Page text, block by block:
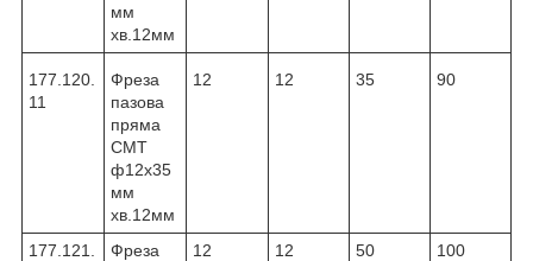
мм
хв.12мм
177.120.
11
Фреза
пазова
пряма
CMT
ф12х35
мм
хв.12мм
12 12 35 90
177.121.
Фреза
12 12 50 100